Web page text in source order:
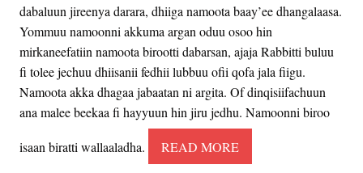
dabaluun jireenya darara, dhiiga namoota baay’ee dhangalaasa.
Yommuu namoonni akkuma argan oduu osoo hin
mirkaneefatiin namoota birootti dabarsan, ajaja Rabbitti buluu
fi tolee jechuu dhiisanii fedhii lubbuu ofii qofa jala fiigu.
Namoota akka dhagaa jabaatan ni argita. Of dinqisiifachuun
ana malee beekaa fi hayyuun hin jiru jedhu. Namoonni biroo
isaan biratti wallaaladha. READ MORE